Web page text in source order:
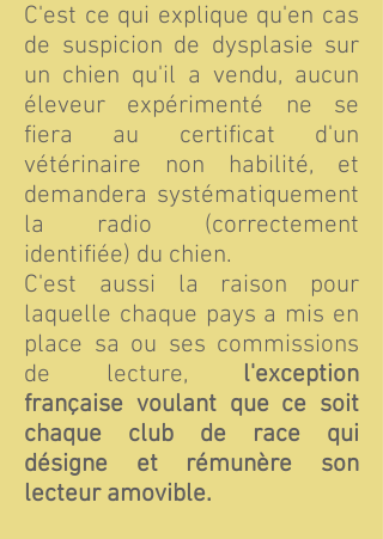
C'est ce qui explique qu'en cas
de suspicion de dysplasie sur
un chien qu'il a vendu, aucun
éleveur expérimenté ne se
fiera au certificat d'un
vétérinaire non habilité, et
demandera systématiquement
la radio (correctement
identifiée) du chien.
C'est aussi la raison pour
laquelle chaque pays a mis en
place sa ou ses commissions
de lecture, l'exception
française voulant que ce soit
chaque club de race qui
désigne et rémunère son
lecteur amovible.